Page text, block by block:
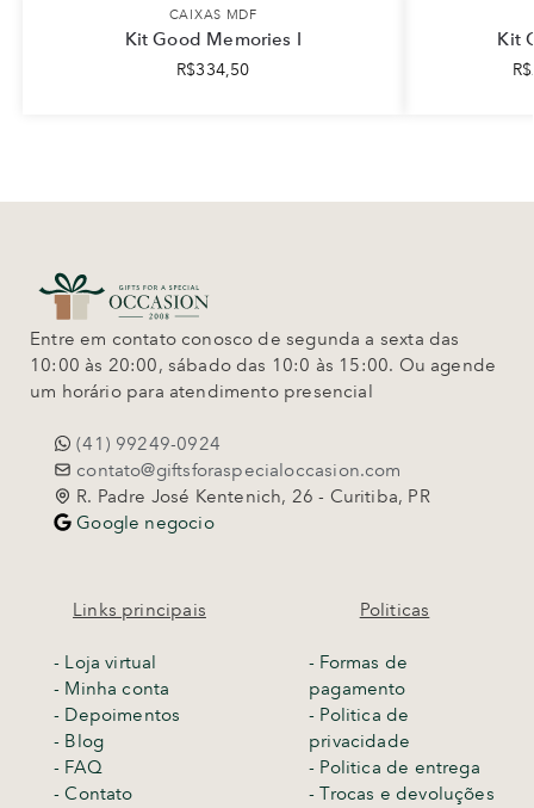
CAIXAS MDF
Kit Good Memories I
R$334,50
Kit
R$
Entre em contato conosco de segunda a sexta das
10:00 às 20:00, sábado das 10:0 às 15:00. Ou agende
um horário para atendimento presencial
(41) 99249-0924
contato@giftsforaspecialoccasion.com
R. Padre José Kentenich, 26 - Curitiba, PR
Google negocio
Links principais
- Loja virtual
- Minha conta
- Depoimentos
- Blog
- FAQ
- Contato
Politicas
- Formas de
pagamento
- Politica de
privacidade
- Politica de entrega
-Trocas e devoluções